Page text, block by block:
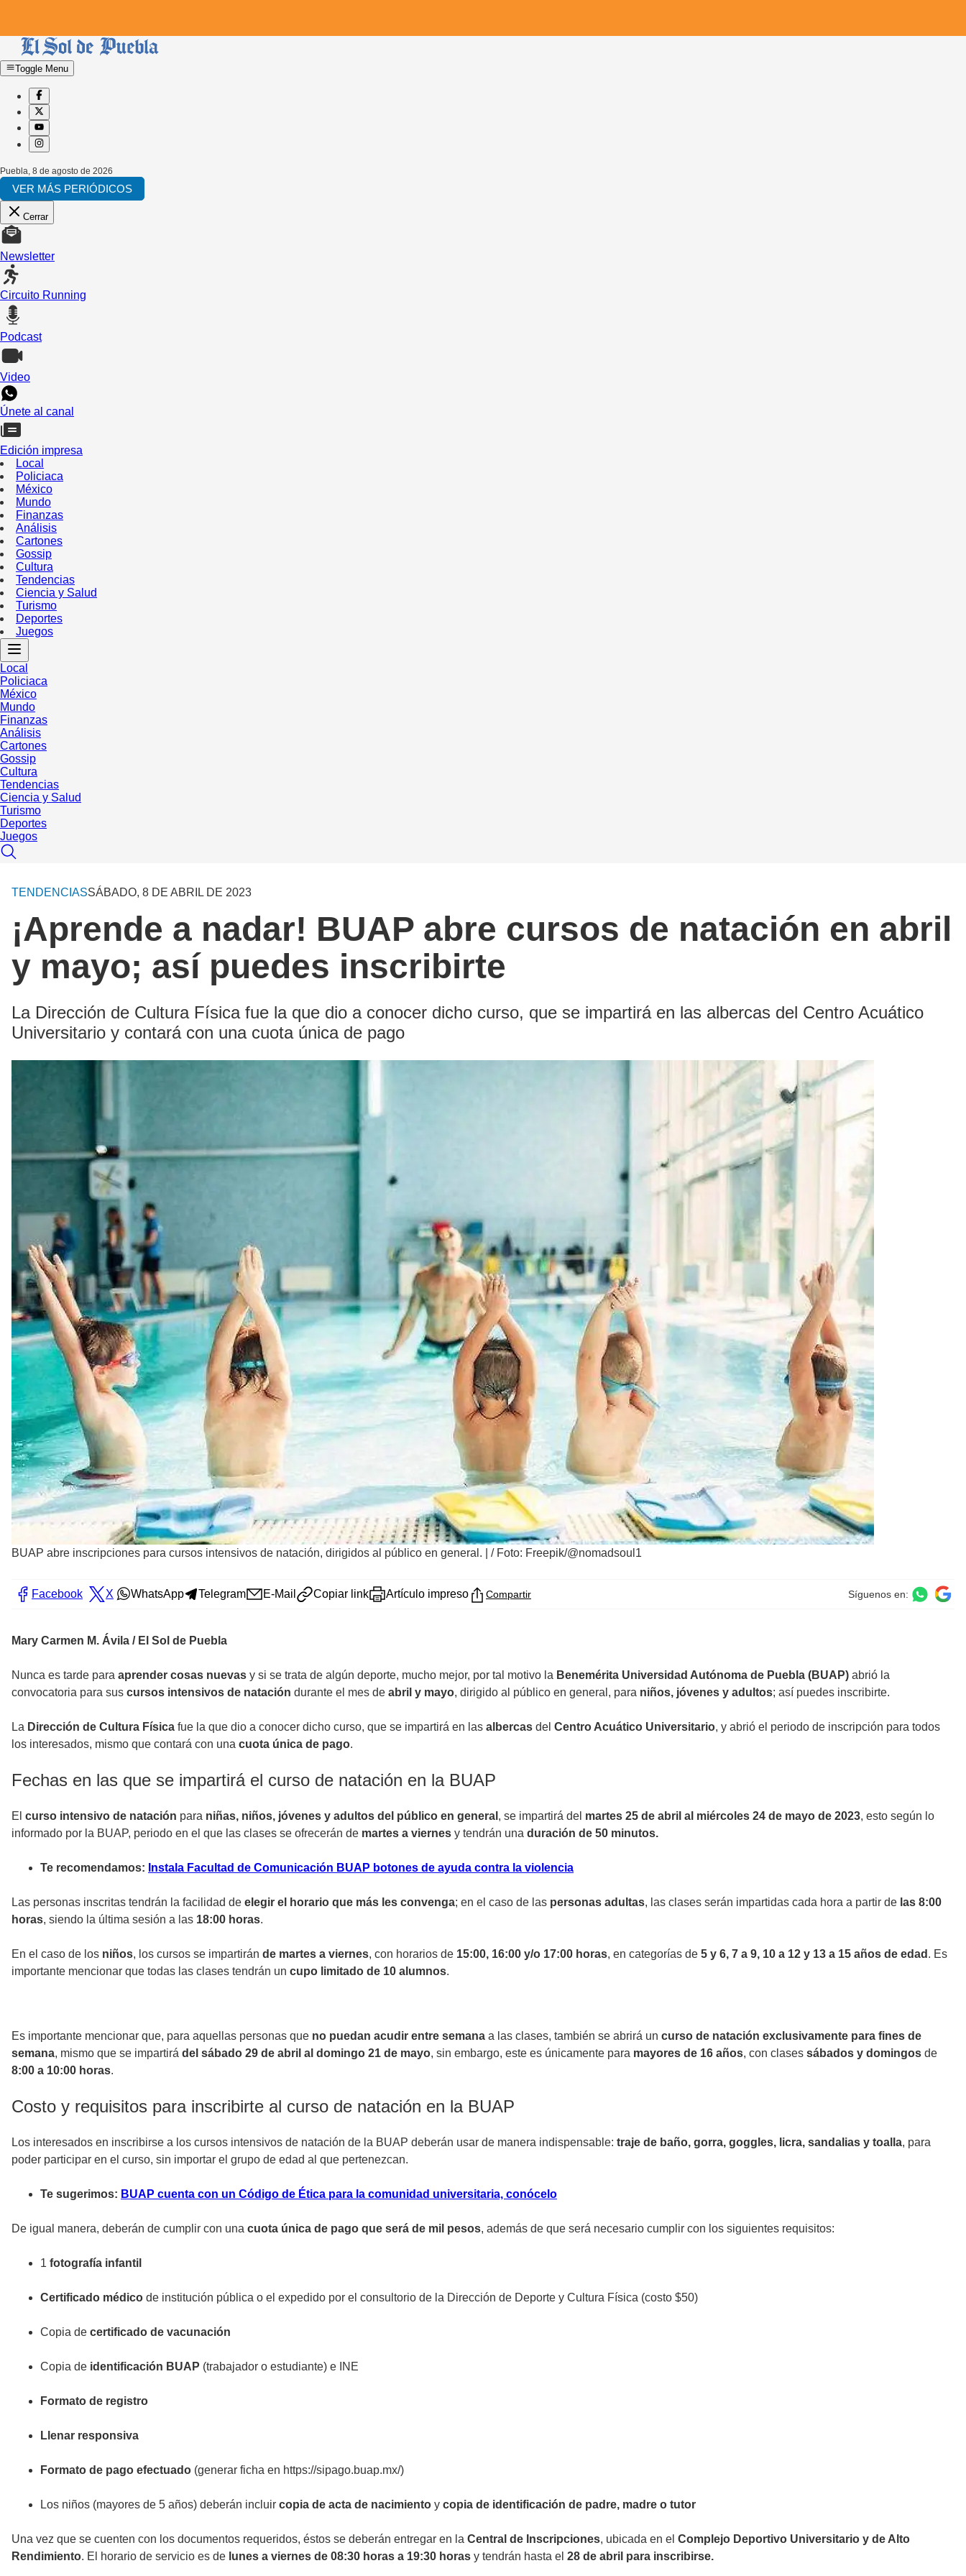
Toggle Menu
Puebla 8 de agosto de 2026
VER MÁS PERIÓDICOS
Cerrar
Newsletter
Circuito Running
Podcast
Video
Únete al canal
Edición impresa
Local
Policiaca
México
Mundo
Finanzas
Análisis
Cartones
Gossip
Cultura
Tendencias
Ciencia y Salud
Turismo
Deportes
Juegos
Local
Policiaca
México
Mundo
Finanzas
Análisis
Cartones
Gossip
Cultura
Tendencias
Ciencia y Salud
Turismo
Deportes
Juegos
TENDENCIASSÁBADO, 8 DE ABRIL DE 2023
¡Aprende a nadar! BUAP abre cursos de natación en abril
y mayo; así puedes inscribirte
La Dirección de Cultura Física fue la que dio a conocer dicho curso, que se impartirá en las albercas del Centro Acuático
Universitario y contará con una cuota única de pago
BUAP abre inscripciones para cursos intensivos de natación, dirigidos al público en general. | / Foto: Freepik/@nomadsoul1
Facebook X WhatsApp Telegram E-Mail Copiar link Artículo impreso Compartir Síguenos en:
Mary Carmen M. Ávila / El Sol de Puebla
Nunca es tarde para aprender cosas nuevas y si se trata de algún deporte, mucho mejor, por tal motivo la Benemérita Universidad Autónoma de Puebla (BUAP) abrió la
convocatoria para sus cursos intensivos de natación durante el mes de abril y mayo, dirigido al público en general, para niños, jóvenes y adultos; así puedes inscribirte.
La Dirección de Cultura Física fue la que dio a conocer dicho curso, que se impartirá en las albercas del Centro Acuático Universitario, y abrió el periodo de inscripción para todos
los interesados, mismo que contará con una cuota única de pago.
Fechas en las que se impartirá el curso de natación en la BUAP
El curso intensivo de natación para niñas, niños, jóvenes y adultos del público en general , se impartirá del martes 25 de abril al miércoles 24 de mayo de 2023, esto según lo
informado por la BUAP, periodo en el que las clases se ofrecerán de martes a viernes y tendrán una duración de 50 minutos.
Te recomendamos: Instala Facultad de Comunicación BUAP botones de ayuda contra la violencia
Las personas inscritas tendrán la facilidad de elegir el horario que más les convenga; en el caso de las personas adultas, las clases serán impartidas cada hora a partir de las 8:00
horas, siendo la última sesión a las 18:00 horas.
En el caso de los niños, los cursos se impartirán de martes a viernes, con horarios de 15:00, 16:00 y/o 17:00 horas, en categorías de 5 y 6, 7 a 9, 10 a 12 y 13 a 15 años de edad . Es
importante mencionar que todas las clases tendrán un cupo limitado de 10 alumnos.
Es importante mencionar que, para aquellas personas que no puedan acudir entre semana a las clases, también se abrirá un curso de natación exclusivamente para fines de
semana, mismo que se impartirá del sábado 29 de abril al domingo 21 de mayo, sin embargo, este es únicamente para mayores de 16 años, con clases sábados y domingos de
8:00 a 10:00 horas.
Costo y requisitos para inscribirte al curso de natación en la BUAP
Los interesados en inscribirse a los cursos intensivos de natación de la BUAP deberán usar de manera indispensable: traje de baño, gorra, goggles, licra, sandalias y toalla, para
poder participar en el curso, sin importar el grupo de edad al que pertenezcan.
Te sugerimos: BUAP cuenta con un Código de Ética para la comunidad universitaria, conócelo
De igual manera, deberán de cumplir con una cuota única de pago que será de mil pesos, además de que será necesario cumplir con los siguientes requisitos:
1 fotografía infantil
Certificado médico de institución pública o el expedido por el consultorio de la Dirección de Deporte y Cultura Física (costo $50)
Copia de certificado de vacunación
Copia de identificación BUAP (trabajador o estudiante) e INE
Formato de registro
Llenar responsiva
Formato de pago efectuado (generar ficha en https://sipago.buap.mx/)
Los niños (mayores de 5 años) deberán incluir copia de acta de nacimiento y copia de identificación de padre, madre o tutor
Una vez que se cuenten con los documentos requeridos, éstos se deberán entregar en la Central de Inscripciones, ubicada en el Complejo Deportivo Universitario y de Alto
Rendimiento. El horario de servicio es de lunes a viernes de 08:30 horas a 19:30 horas y tendrán hasta el 28 de abril para inscribirse.